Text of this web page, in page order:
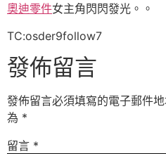
奧迪零件女主角閃閃發光。。
TC:osder9follow7
發佈留言
發佈留言必須填寫的電子郵件地
為 *
留言 *